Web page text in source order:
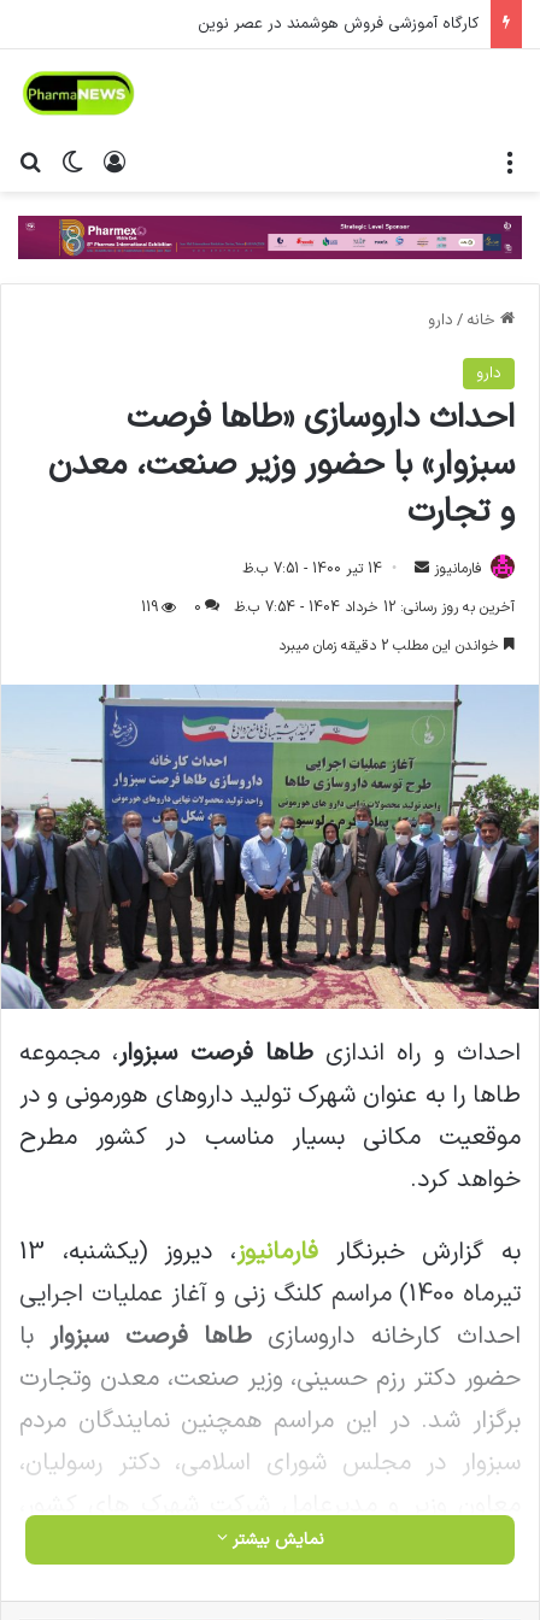
کارگاه آموزشی فروش هوشمند در عصر نوین
تغییر ورود
خانه / دارو
دارو
احداث داروسازی «طاها فرصت
سبزوار» با حضور وزیر صنعت، معدن
و تجارت
فارمانیوز
ا
ل
ا
ی
م
ی
ل
14 تیر 1400 - 7:51 ب.ظ
آخرین به روز رسانی: 12 خرداد 1404 - 7:54 ب.ظ
0
119
خواندن این مطلب 2 دقیقه زمان میبرد
احداث و راه اندازیطاها فرصت سبزوار، مجموعه
طاها را به عنوان شهرک تولید داروهای هورمونی و در
موقعیت مکانی بسیار مناسب در کشور مطرح
خواهد کرد.
به گزارش خبرنگار فارمانیوز
، دیروز (یکشنبه، 13
تیرماه 1400) مراسم کلنگ زنی و آغاز عملیات اجرایی
احداث کارخانه داروسازی طاها فرصت سبزوار با
حضور دکتر رزم حسینی، وزیر صنعت، معدن وتجارت
برگزار شد. در این مراسم همچنین نمایندگان مردم
سبزوار در مجلس شورای اسلامی، دکتر رسولیان،
دکتر علوی مقدم، معاون استاندار خراسان رضوی،
نمایش بیشتر